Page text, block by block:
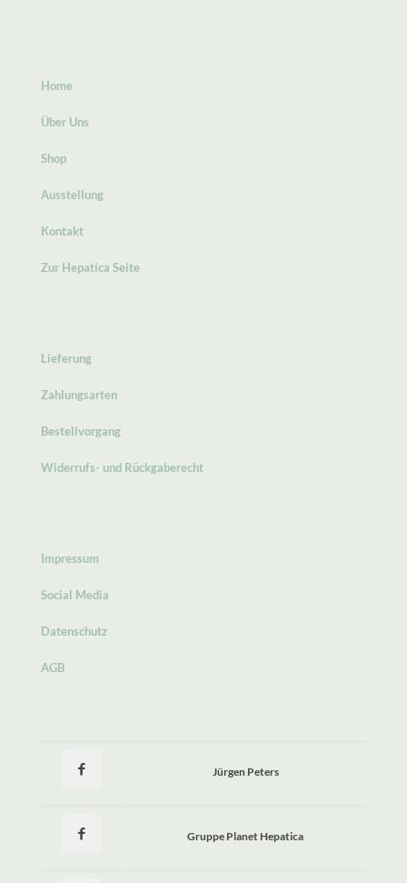
Home
Über Uns
Shop
Ausstellung
Kontakt
Zur Hepatica Seite
Lieferung
Zahlungsarten
Bestellvorgang
Widerrufs- und Rückgaberecht
Impressum
Social Media
Datenschutz
AGB
Jürgen Peters
Gruppe Planet Hepatica